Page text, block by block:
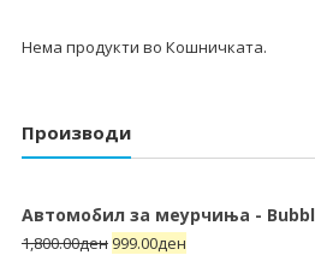
Нема продукти во Кошничката.
Производи
Автомобил за меурчиња -
1,800.00ден 999.00ден